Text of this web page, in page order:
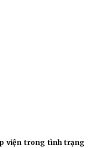
viện trong tình trạng